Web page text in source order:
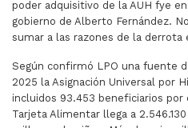
poder adquisitivo de la AUH fye
gobierno de Alberto Fernández.
sumar a las razones de la
Según confirmó LPO una fuente
2025 la Asignación Universal por
incluidos 93.453 beneficiarios por
Tarjeta Alimentar llega a